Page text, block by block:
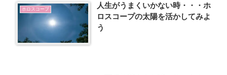
ホロスコープ
人生がうまくいかない時・・・ホ
ロスコープの太陽を活かしてみよ
う